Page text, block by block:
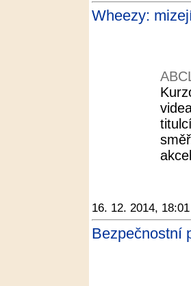
Wheezy:
16. 12. 2014, 18:01
Bezpečnostní